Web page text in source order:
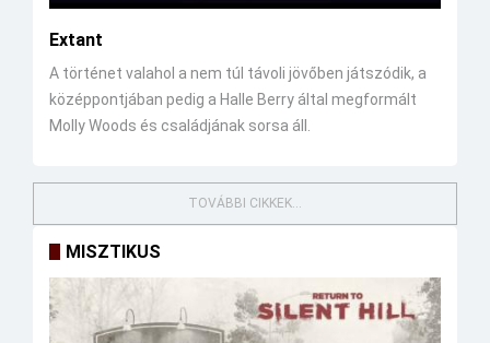
Extant
A történet valahol a nem túl távoli jövőben játszódik, a
középpontjában pedig a Halle Berry által megformált
Molly Woods és családjának sorsa áll.
TOVÁBBI CIKKEK...
MISZTIKUS